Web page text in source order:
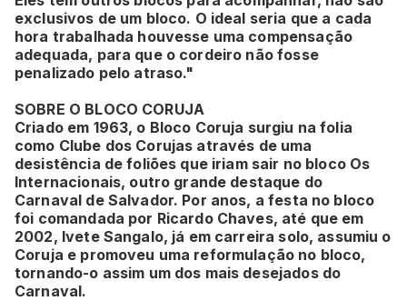
exclusivos de um bloco. O ideal seria que a cada
hora trabalhada houvesse uma compensação
adequada, para que o cordeiro não fosse
penalizado pelo atraso."
SOBRE O BLOCO CORUJA
Criado em 1963, o Bloco Coruja surgiu na folia
como Clube dos Corujas através de uma
desistência de foliões que iriam sair no bloco Os
Internacionais, outro grande destaque do
Carnaval de Salvador. Por anos, a festa no bloco
foi comandada por Ricardo Chaves, até que em
2002, Ivete Sangalo, já em carreira solo, assumiu o
Coruja e promoveu uma reformulação no bloco,
tornando-o assim um dos mais desejados do
Carnaval.